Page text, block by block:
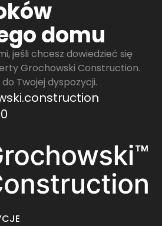
domu
jeśli chcesz dowiedzieć się
Grochowski Construction.
Twojej dyspozycji.